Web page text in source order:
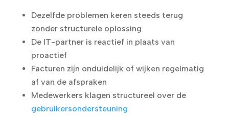
Dezelfde problemen keren steeds terug
zonder structurele oplossing
De IT-partner is reactief in plaats van
proactief
Facturen zijn onduidelijk of wijken regelmatig
af van de afspraken
Medewerkers klagen structureel over de
gebruikersondersteuning